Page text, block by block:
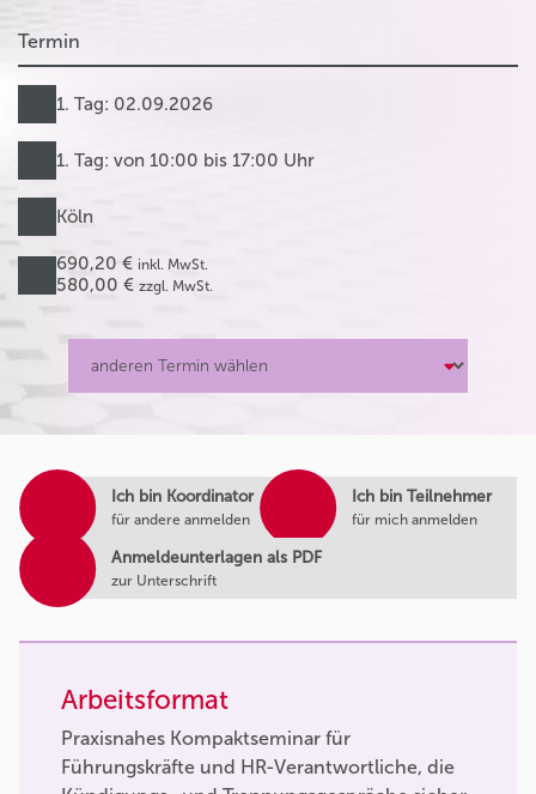
Termin
1. Tag: 02.09.2026
1. Tag: von 10:00 bis 17:00 Uhr
Köln
690,20 € inkl. MwSt.
580,00 € zzgl. MwSt.
Arbeitsformat
Praxisnahes Kompaktseminar für
Führungskräfte und HR-Verantwortliche, die
Ich bin Koordinator
für andere anmelden
Ich bin Teilnehmer
für mich anmelden
Anmeldeunterlagen als PDF
zur Unterschrift